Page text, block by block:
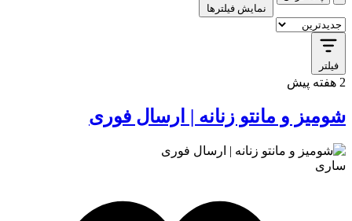
نمایش فیلترها
فیلتر
شومیز و مانتو زنانه | ارسال فوری
ساری